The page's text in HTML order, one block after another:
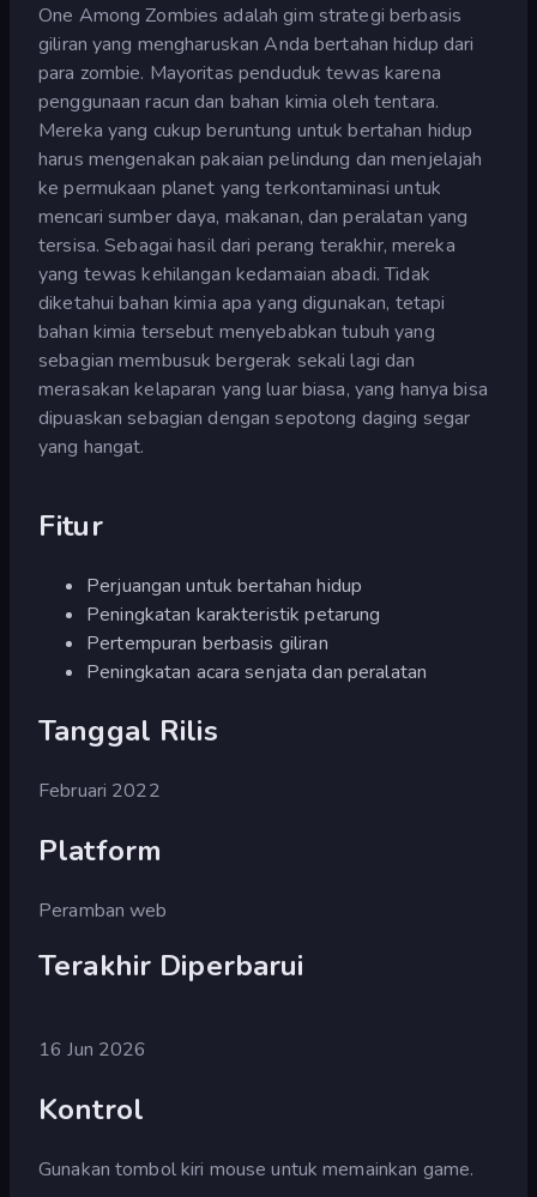
One Among Zombies adalah gim strategi berbasis
giliran yang mengharuskan Anda bertahan hidup dari
para zombie. Mayoritas penduduk tewas karena
penggunaan racun dan bahan kimia oleh tentara.
Mereka yang cukup beruntung untuk bertahan hidup
harus mengenakan pakaian pelindung dan menjelajah
ke permukaan planet yang terkontaminasi untuk
mencari sumber daya, makanan, dan peralatan yang
tersisa. Sebagai hasil dari perang terakhir, mereka
yang tewas kehilangan kedamaian abadi. Tidak
diketahui bahan kimia apa yang digunakan, tetapi
bahan kimia tersebut menyebabkan tubuh yang
sebagian membusuk bergerak sekali lagi dan
merasakan kelaparan yang luar biasa, yang hanya bisa
dipuaskan sebagian dengan sepotong daging segar
yang hangat.
Fitur
Perjuangan untuk bertahan hidup
Peningkatan karakteristik petarung
Pertempuran berbasis giliran
Peningkatan acara senjata dan peralatan
Tanggal Rilis
Februari 2022
Platform
Peramban web
Terakhir Diperbarui
16 Jun 2026
Kontrol
Gunakan tombol kiri mouse untuk memainkan game.